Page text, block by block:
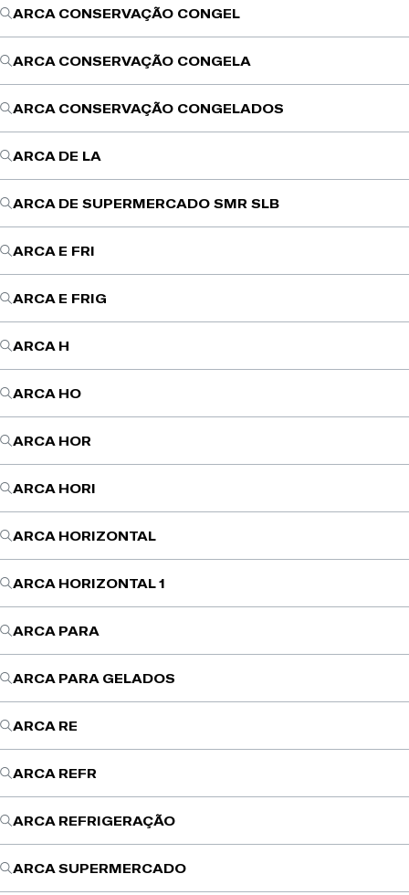
ARCA CONSERVAÇÃO CONGEL
ARCA CONSERVAÇÃO CONGELA
ARCA CONSERVAÇÃO CONGELADOS
ARCA DE LA
ARCA DE SUPERMERCADO SMR SLB
ARCA E FRI
ARCA E FRIG
ARCA H
ARCA HO
ARCA HOR
ARCA HORI
ARCA HORIZONTAL
ARCA HORIZONTAL 1
ARCA PARA
ARCA PARA GELADOS
ARCA RE
ARCA REFR
ARCA REFRIGERAÇÃO
ARCA SUPERMERCADO